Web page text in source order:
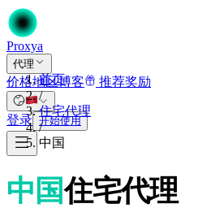
Proxya
代理
价格地区博客 推荐奖励
登录 开始使用
首页
/
住宅代理
/
中国
中国住宅代理